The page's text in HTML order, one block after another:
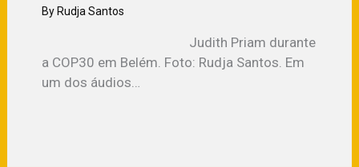
By Rudja Santos
Judith Priam durante
a COP30 em Belém. Foto: Rudja Santos. Em
um dos áudios…